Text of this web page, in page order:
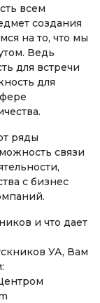
всем
создания
на то, что мы
Ведь
для встречи
для
ряды
связи
с бизнес
и что дает
УА, Вам